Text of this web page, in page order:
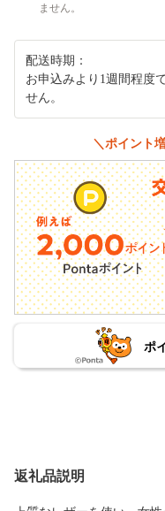
ません。
配送時期：
お申込みより1週間程
せん。
＼ポイント
ポ
返礼品説明